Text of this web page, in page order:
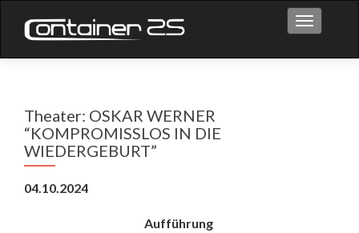
Toggle
Theater: OSKAR WERNER
“KOMPROMISSLOS IN DIE
WIEDERGEBURT”
04.10.2024
Aufführung